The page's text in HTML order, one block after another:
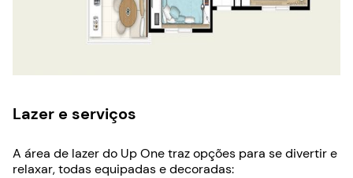
Lazer e serviços
A área de lazer do Up One traz opções para se divertir e
relaxar, todas equipadas e decoradas: